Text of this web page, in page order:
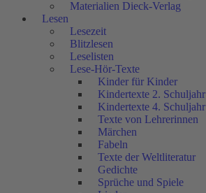
Materialien Dieck-Verlag
Lesen
Lesezeit
Blitzlesen
Leselisten
Lese-Hör-Texte
Kinder für Kinder
Kindertexte 2. Schuljahr
Kindertexte 4. Schuljahr
Texte von Lehrerinnen
Märchen
Fabeln
Texte der Weltliteratur
Gedichte
Sprüche und Spiele